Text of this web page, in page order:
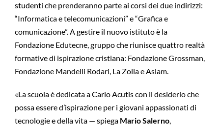
studenti che prenderanno parte ai corsi dei due indirizzi:
“Informatica e telecomunicazioni” e “Grafica e
comunicazione”. A gestire il nuovo istituto è la
Fondazione Edutecne, gruppo che riunisce quattro realtà
formative di ispirazione cristiana: Fondazione Grossman,
Fondazione Mandelli Rodari, La Zolla e Aslam.
«La scuola è dedicata a Carlo Acutis con il desiderio che
possa essere d’ispirazione per i giovani appassionati di
tecnologie e della vita — spiega Mario Salerno,